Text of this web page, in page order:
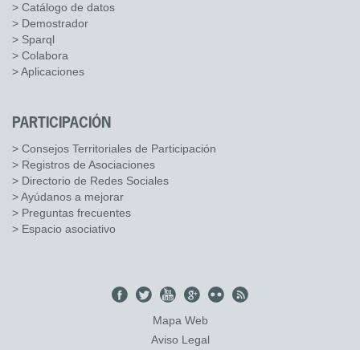
> Catálogo de datos
> Demostrador
> Sparql
> Colabora
> Aplicaciones
PARTICIPACIÓN
> Consejos Territoriales de Participación
> Registros de Asociaciones
> Directorio de Redes Sociales
> Ayúdanos a mejorar
> Preguntas frecuentes
> Espacio asociativo
Mapa Web
Aviso Legal